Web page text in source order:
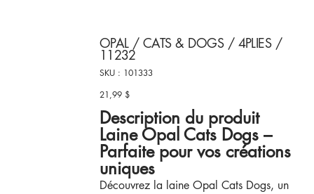
OPAL / CATS & DOGS / 4PLIES /
11232
SKU :
SKU
101333
101333
Prix
21,99 $
Description du produit
Laine Opal Cats Dogs –
Parfaite pour vos créations
uniques
Découvrez la laine Opal Cats Dogs, un